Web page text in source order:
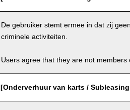
De gebruiker stemt ermee in dat zij
criminele activiteiten.
Users agree that they are not
[Onderverhuur van karts /